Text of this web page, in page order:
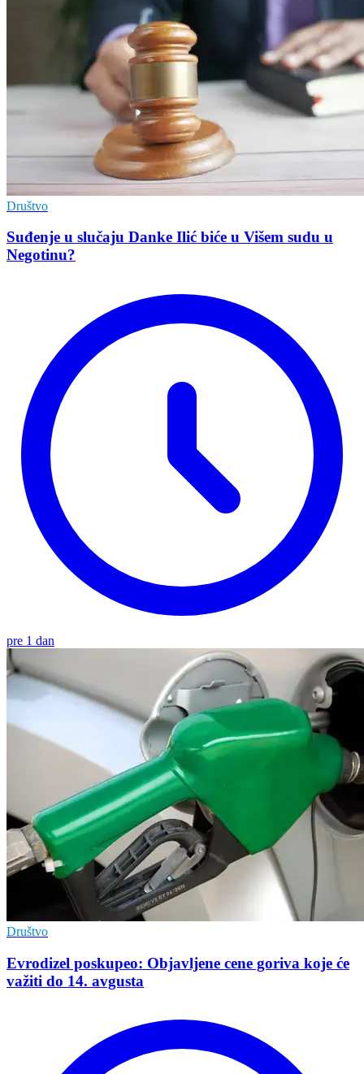
Društvo
Suđenje u slučaju Danke Ilić biće u Višem sudu u
Negotinu?
pre 1 dan
Društvo
Evrodizel poskupeo: Objavljene cene goriva koje će
važiti do 14. avgusta